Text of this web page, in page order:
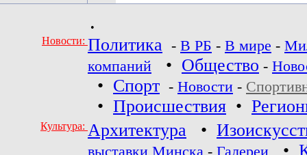
•
Новости: Политика - В РБ - В мире -
компаний
• Общество -
• Спорт - Новости -
• Происшествия •
Культура: Архитектура •
выставки Минска - Галереи •